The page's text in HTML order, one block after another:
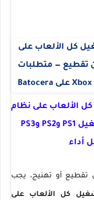
الألعاب على نظام
Batocera — دليل شامل لتشغيل PS1 وPS2 وPS3
أو تهنيج، يجب
كل الألعاب على